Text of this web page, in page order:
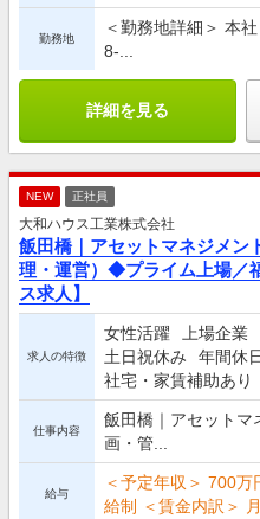
勤務地
＜勤務地詳細＞ 本
8-...
詳細を見る
NEW 正社員
大和ハウス工業株式会社
飯田橋｜アセットマネジメン
理・運営）◆プライム上場／
ス求人】
求人の特徴
女性活躍 上場企業
土日祝休み
年間休
社宅・家賃補助あり
仕事内容
飯田橋｜アセットマ
画・管...
給与
＜予定年収＞ 700万
給制 ＜賃金内訳＞ 月